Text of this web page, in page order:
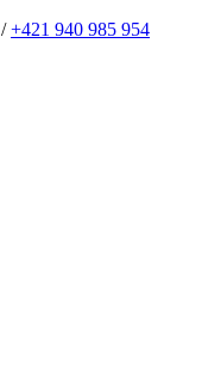
/+421 940 985 954